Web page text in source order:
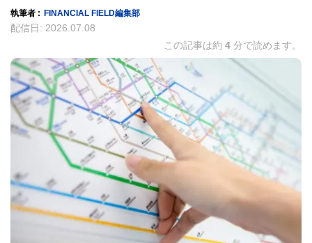
執筆者 : FINANCIAL FIELD編集部
配信日: 2026.07.08
この記事は約 4 分で読めます。